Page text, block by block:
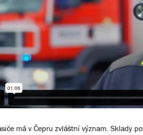
má v Čepru zvláštní význam. Sklady